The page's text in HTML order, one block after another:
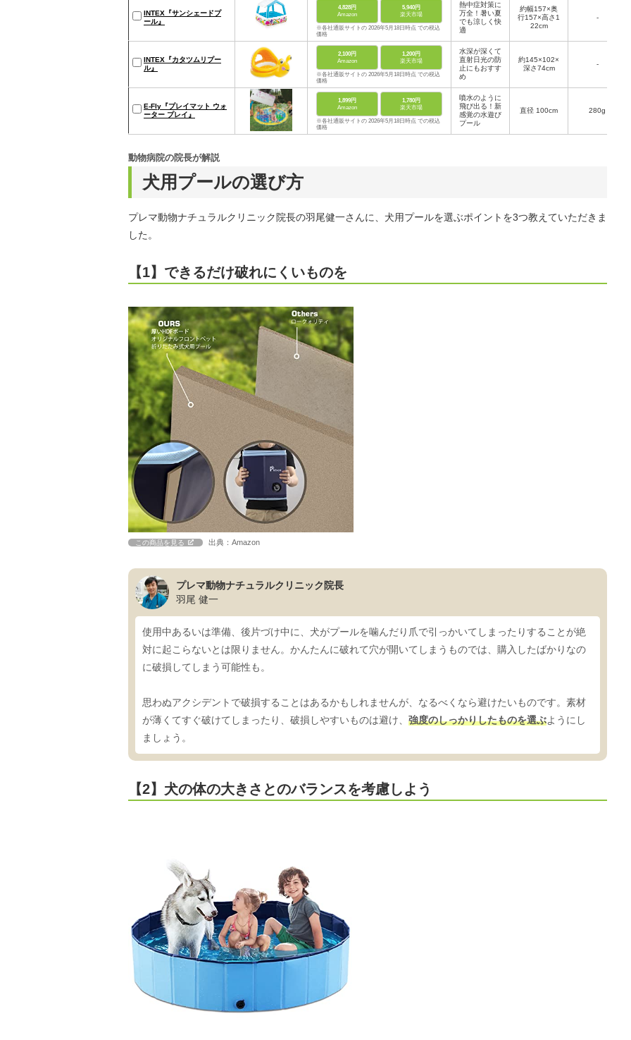
INTEX『サンシェードプ
ール』
4,828円
Amazon
5,940円
楽天市場
※各社通販サイトの 2026年5月18日時点 での税込
価格
熱中症対策に
万全！暑い夏
でも涼しく快
適
約幅157×奥
行157×高さ1
22cm
-
INTEX『カタツムリプー
ル』
2,100円
Amazon
1,200円
楽天市場
※各社通販サイトの 2026年5月18日時点 での税込
価格
水深が深くて
直射日光の防
止にもおすす
め
約145×102×
深さ74cm
-
E-Fly『プレイマット ウォ
ーター プレイ』
1,899円
Amazon
1,780円
楽天市場
※各社通販サイトの 2026年5月18日時点 での税込
価格
噴水のように
飛び出る！新
感覚の水遊び
プール
直径 100cm 280g
犬用プールの選び方
動物病院の院長が解説
プレマ動物ナチュラルクリニック院長の羽尾健一さんに、犬用プールを選ぶポイントを3つ教えていただきま
した。
【1】できるだけ破れにくいものを
この商品を見る 出典：Amazon
プレマ動物ナチュラルクリニック院長
羽尾 健一
使用中あるいは準備、後片づけ中に、犬がプールを噛んだり爪で引っかいてしまったりすることが絶
対に起こらないとは限りません。かんたんに破れて穴が開いてしまうものでは、購入したばかりなの
に破損してしまう可能性も。
思わぬアクシデントで破損することはあるかもしれませんが、なるべくなら避けたいものです。素材
が薄くてすぐ破けてしまったり、破損しやすいものは避け、 強度のしっかりしたものを選ぶようにし
ましょう。
【2】犬の体の大きさとのバランスを考慮しよう